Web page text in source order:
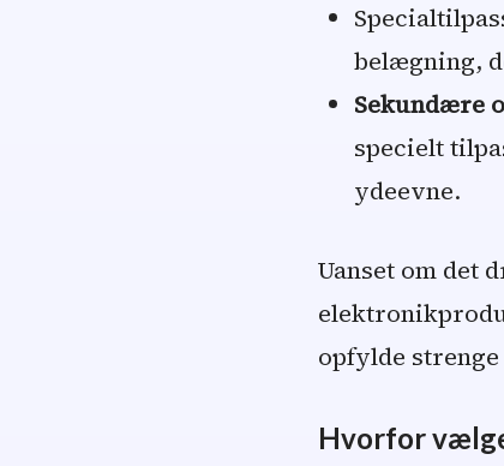
belægning,
Sekundære
specielt
ydeevne.
Uanset om det
opfylde
Hvorfor